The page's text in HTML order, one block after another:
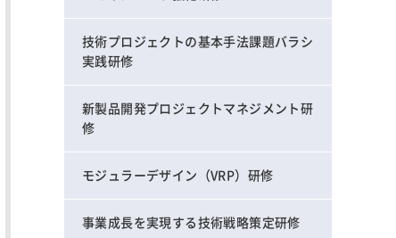
技術プロジェクトの基本手法課題バラシ
実践研修
新製品開発プロジェクトマネジメント研
修
モジュラーデザイン（VRP）研修
事業成長を実現する技術戦略策定研修